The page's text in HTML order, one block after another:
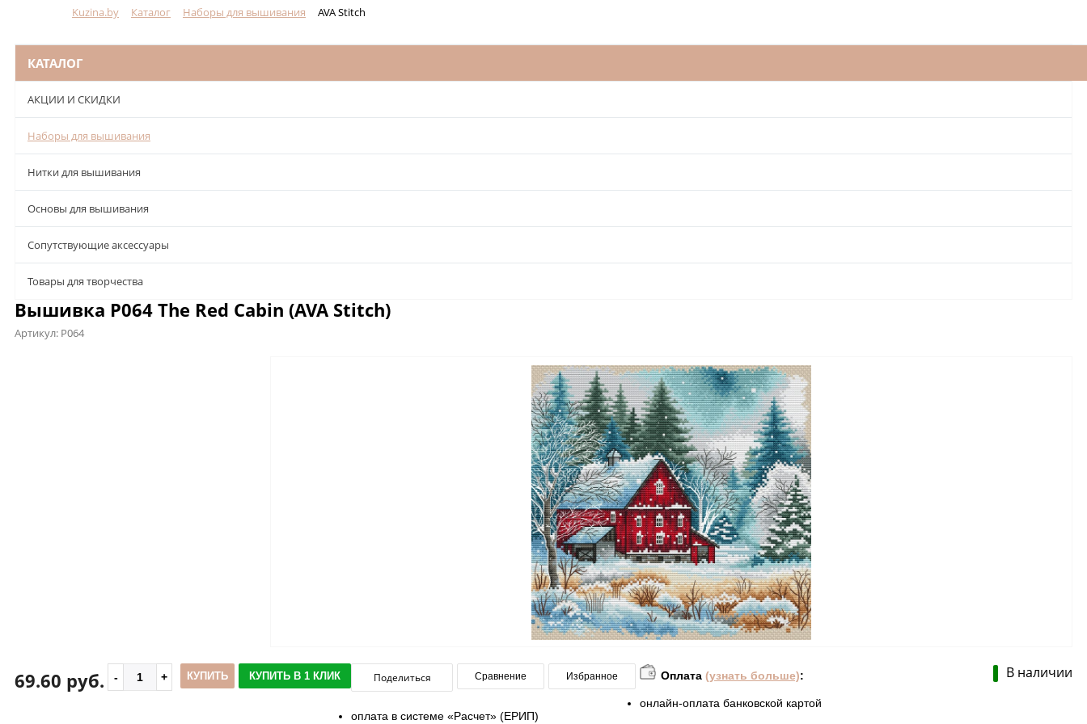
Kuzina.by Каталог Наборы для вышивания AVA Stitch
КАТАЛОГ
АКЦИИ И СКИДКИ
Наборы для вышивания
Нитки для вышивания
Основы для вышивания
Сопутствующие аксессуары
Товары для творчества
Вышивка P064 The Red Cabin (AVA Stitch)
Артикул: P064
В наличии
69.60 руб. КУПИТЬ КУПИТЬ В 1 КЛИК Поделиться Сравнение Избранное Оплата (узнать больше):
онлайн-оплата банковской картой
оплата в системе «Расчет» (ЕРИП)